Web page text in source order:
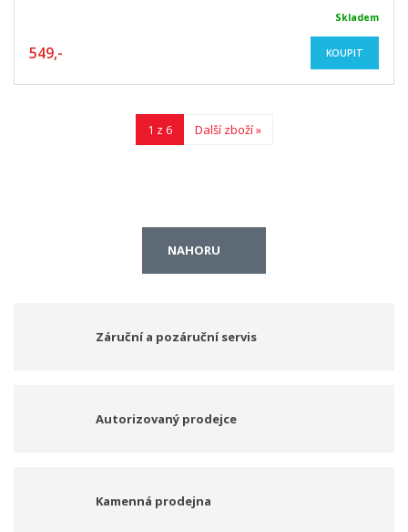
Skladem
549,- KOUPIT
1 z 6 Další zboží »
NAHORU
Záruční a pozáruční servis
Autorizovaný prodejce
Kamenná prodejna